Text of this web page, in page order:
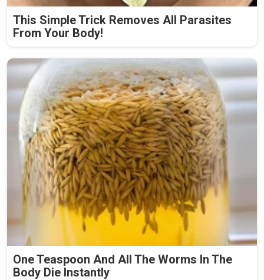
This Simple Trick Removes All Parasites
From Your Body!
One Teaspoon And All The Worms In The
Body Die Instantly